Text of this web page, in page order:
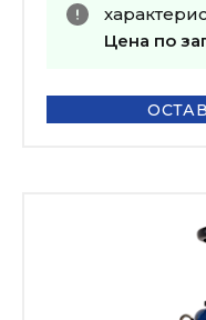
Цена по